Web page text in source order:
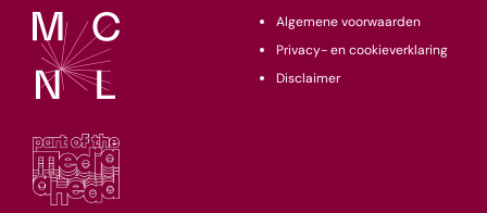
Algemene voorwaarden
Privacy- en cookieverklaring
Disclaimer